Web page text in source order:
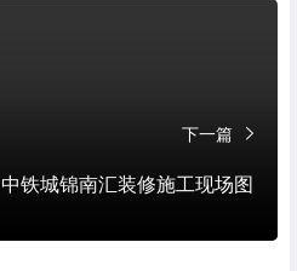
下一篇
中铁城锦南汇装修施工现场图